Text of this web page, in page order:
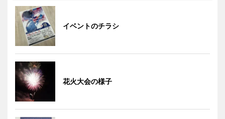
イベントのチラシ
花火大会の様子